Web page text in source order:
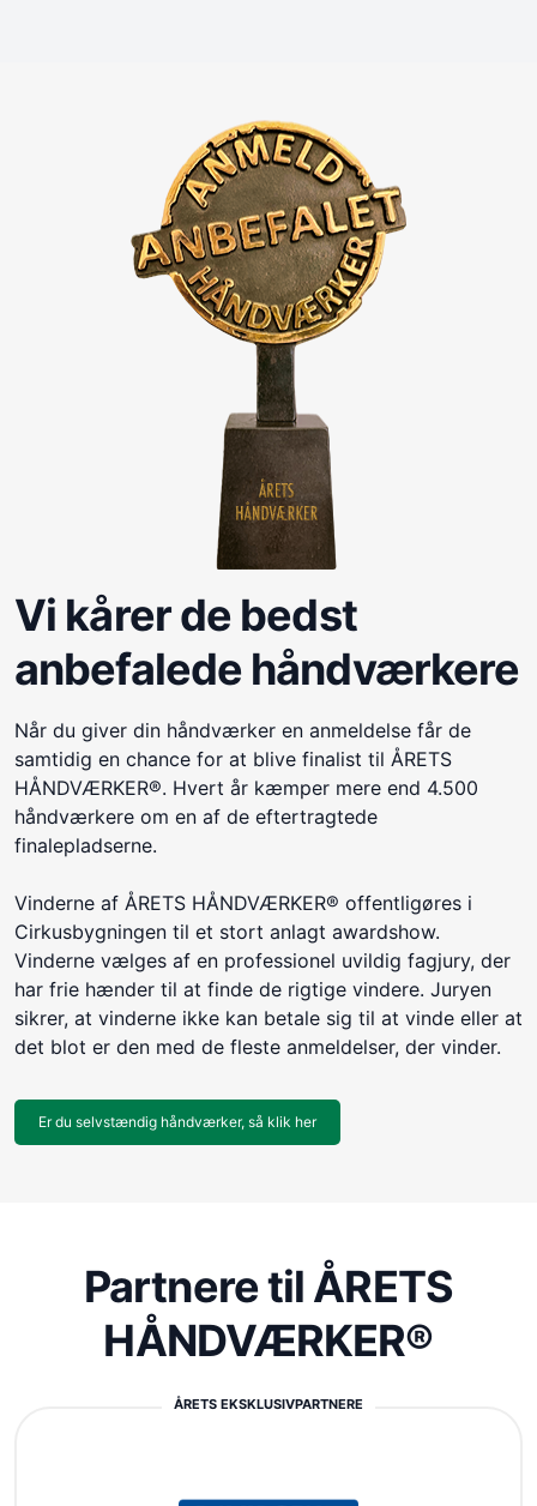
Vi kårer de bedst
anbefalede håndværkere
Når du giver din håndværker en anmeldelse får de
samtidig en chance for at blive finalist til ÅRETS
HÅNDVÆRKER®. Hvert år kæmper mere end 4.500
håndværkere om en af de eftertragtede
finalepladserne.
Vinderne af ÅRETS HÅNDVÆRKER® offentligøres i
Cirkusbygningen til et stort anlagt awardshow.
Vinderne vælges af en professionel uvildig fagjury, der
har frie hænder til at finde de rigtige vindere. Juryen
sikrer, at vinderne ikke kan betale sig til at vinde eller at
det blot er den med de fleste anmeldelser, der vinder.
Er du selvstændig håndværker, så klik her
Partnere til ÅRETS
HÅNDVÆRKER®
ÅRETS EKSKLUSIVPARTNERE